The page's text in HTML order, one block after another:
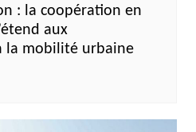
: la coopération en
aux
la mobilité urbaine